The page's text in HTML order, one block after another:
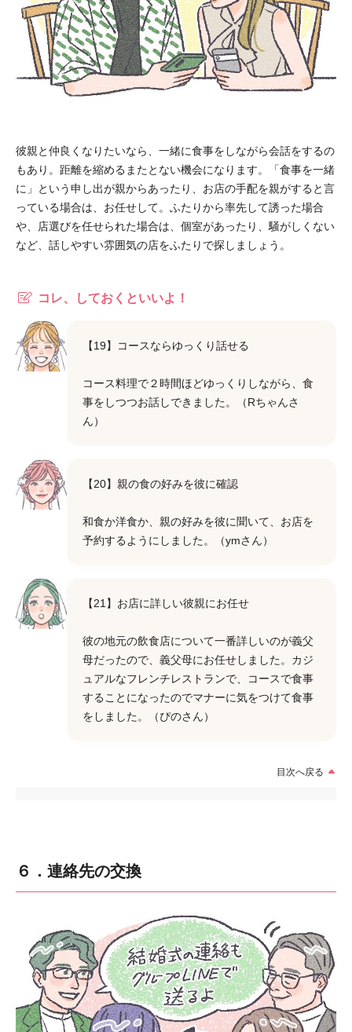
彼親と仲良くなりたいなら、一緒に食事をしながら会話をするの
もあり。距離を縮めるまたとない機会になります。「食事を一緒
に」という申し出が親からあったり、お店の手配を親がすると言
っている場合は、お任せして。ふたりから率先して誘った場合
や、店選びを任せられた場合は、個室があったり、騒がしくない
など、話しやすい雰囲気の店をふたりで探しましょう。
コレ、しておくといいよ！
【19】コースならゆっくり話せる
コース料理で２時間ほどゆっくりしながら、食
事をしつつお話しできました。（Rちゃんさ
ん）
【20】親の食の好みを彼に確認
和食か洋食か、親の好みを彼に聞いて、お店を
予約するようにしました。（ymさん）
【21】お店に詳しい彼親にお任せ
彼の地元の飲食店について一番詳しいのが義父
母だったので、義父母にお任せしました。カジ
ュアルなフレンチレストランで、コースで食事
することになったのでマナーに気をつけて食事
をしました。（ぴのさん）
目次へ戻る
６．連絡先の交換